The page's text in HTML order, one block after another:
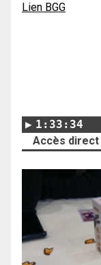
Lien BGG
1:33:34
Accès direct